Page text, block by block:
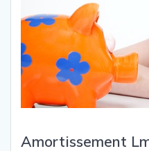
Amortissement